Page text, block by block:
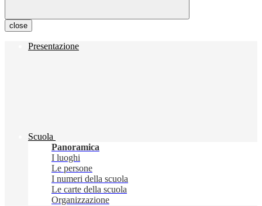
close
Presentazione
Scuola
Panoramica
I luoghi
Le persone
I numeri della scuola
Le carte della scuola
Organizzazione